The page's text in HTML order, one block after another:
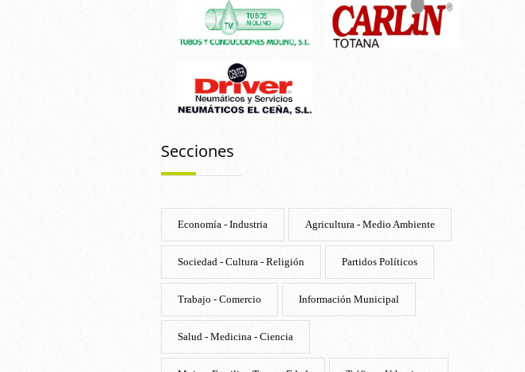
Secciones
Economía - Industria Agricultura - Medio Ambiente
Sociedad - Cultura - Religión Partidos Políticos
Trabajo - Comercio Información Municipal
Salud - Medicina - Ciencia